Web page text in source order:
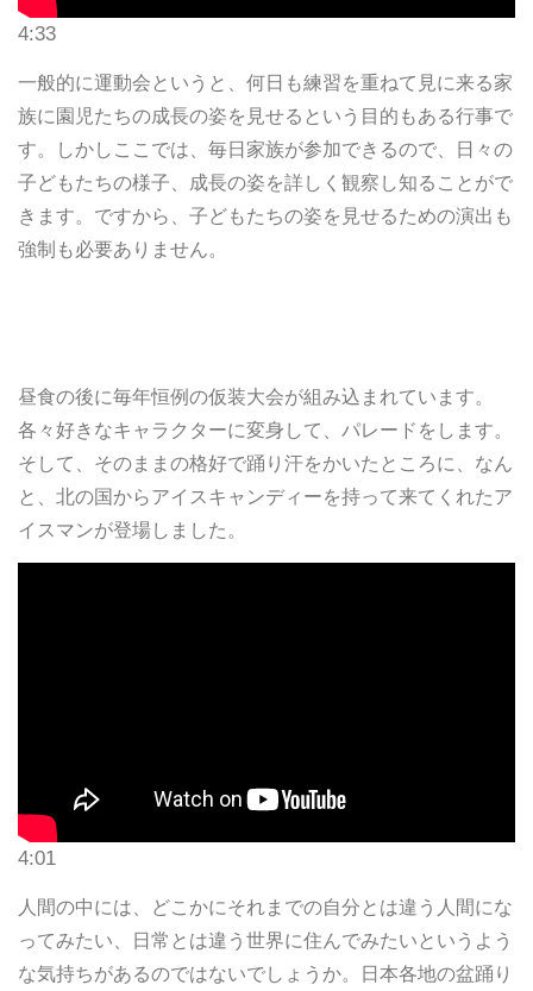
4:33
一般的に運動会というと、何日も練習を重ねて見に来る家
族に園児たちの成長の姿を見せるという目的もある行事で
す。しかしここでは、毎日家族が参加できるので、日々の
子どもたちの様子、成長の姿を詳しく観察し知ることがで
きます。ですから、子どもたちの姿を見せるための演出も
強制も必要ありません。
昼食の後に毎年恒例の仮装大会が組み込まれています。
各々好きなキャラクターに変身して、パレードをします。
そして、そのままの格好で踊り汗をかいたところに、なん
と、北の国からアイスキャンディーを持って来てくれたア
イスマンが登場しました。
4:01
人間の中には、どこかにそれまでの自分とは違う人間にな
ってみたい、日常とは違う世界に住んでみたいというよう
な気持ちがあるのではないでしょうか。日本各地の盆踊り